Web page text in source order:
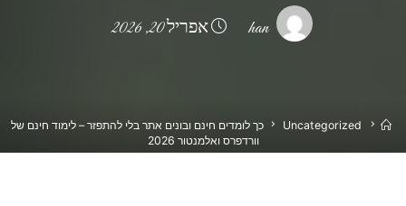
han אפריל 20, 2026
בית Uncategorized
כך לומדים חינם ובונים אתר בלי להתפזר – לימוד חינם של
וורדפרס ואלמנטור 2026